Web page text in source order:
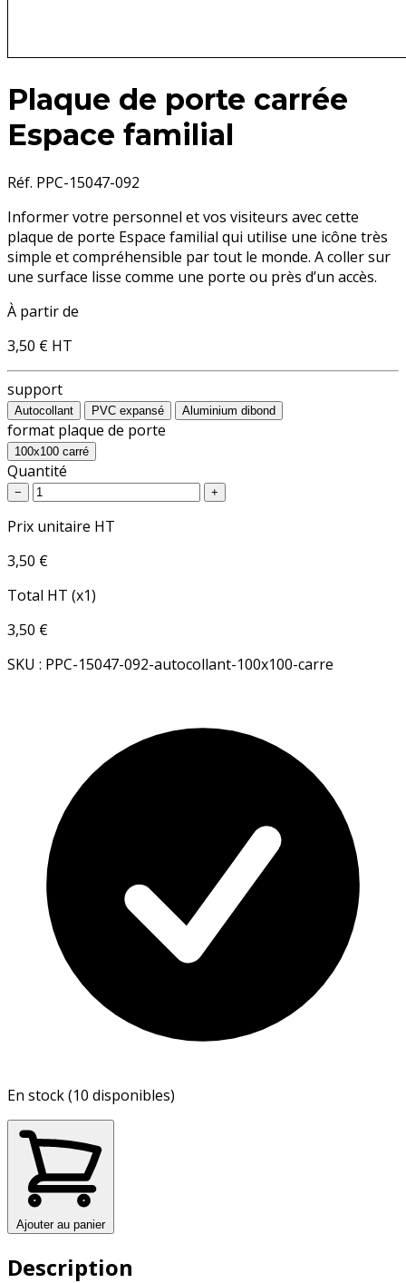
Plaque de porte carrée
Espace familial
Réf. PPC-15047-092
Informer votre personnel et vos visiteurs avec cette
plaque de porte Espace familial qui utilise une icône très
simple et compréhensible par tout le monde. A coller sur
une surface lisse comme une porte ou près d’un accès.
À partir de
3,50 € HT
support
Autocollant PVC expansé Aluminium dibond
format plaque de porte
100x100 carré
Quantité
− +
Prix unitaire HT
3,50 €
Total HT (x1)
3,50 €
SKU : PPC-15047-092-autocollant-100x100-carre
En stock (10 disponibles)
Ajouter au panier
Description